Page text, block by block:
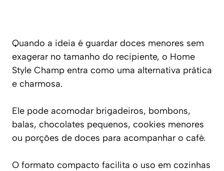
Quando a ideia é guardar doces menores sem
exagerar no tamanho do recipiente, o Home
Style Champ entra como uma alternativa prática
e charmosa.
Ele pode acomodar brigadeiros, bombons,
balas, chocolates pequenos, cookies menores
ou porções de doces para acompanhar o café.
O formato compacto facilita o uso em cozinhas